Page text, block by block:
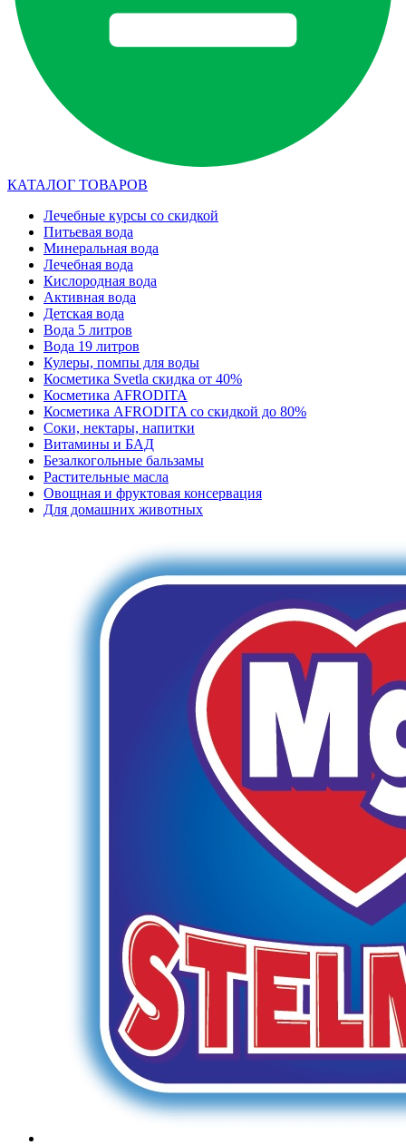
КАТАЛОГ ТОВАРОВ
Лечебные курсы со скидкой
Питьевая вода
Минеральная вода
Лечебная вода
Кислородная вода
Активная вода
Детская вода
Вода 5 литров
Вода 19 литров
Кулеры, помпы для воды
Косметика Svetla скидка от 40%
Косметика AFRODITA
Косметика AFRODITA со скидкой до 80%
Соки, нектары, напитки
Витамины и БАД
Безалкогольные бальзамы
Растительные масла
Овощная и фруктовая консервация
Для домашних животных